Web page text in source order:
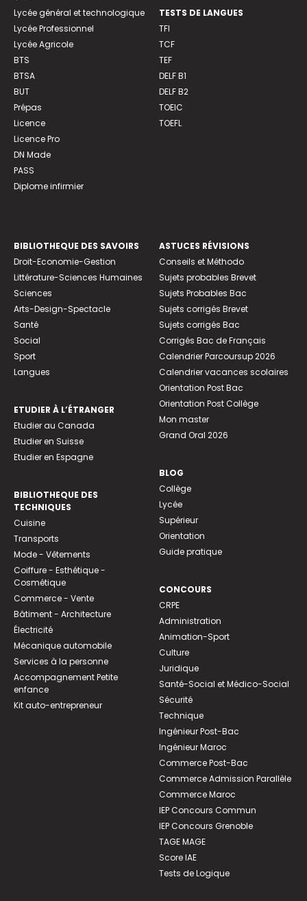
Lycée général et technologique
Lycée Professionnel
Lycée Agricole
BTS
BTSA
BUT
Prépas
Licence
Licence Pro
DN Made
PASS
Diplome infirmier
TESTS DE LANGUES
TFI
TCF
TEF
DELF B1
DELF B2
TOEIC
TOEFL
BIBLIOTHEQUE DES SAVOIRS
Droit-Economie-Gestion
Littérature-Sciences Humaines
Sciences
Arts-Design-Spectacle
Santé
Social
Sport
Langues
ETUDIER À L’ÉTRANGER
Etudier au Canada
Etudier en Suisse
Etudier en Espagne
BIBLIOTHEQUE DES
TECHNIQUES
Cuisine
Transports
Mode - Vêtements
Coiffure - Esthétique -
Cosmétique
Commerce - Vente
Bâtiment - Architecture
Électricité
Mécanique automobile
Services à la personne
Accompagnement Petite
enfance
Kit auto-entrepreneur
ASTUCES RÉVISIONS
Conseils et Méthodo
Sujets probables Brevet
Sujets Probables Bac
Sujets corrigés Brevet
Sujets corrigés Bac
Corrigés Bac de Français
Calendrier Parcoursup 2026
Calendrier vacances scolaires
Orientation Post Bac
Orientation Post Collège
Mon master
Grand Oral 2026
BLOG
Collège
Lycée
Supérieur
Orientation
Guide pratique
CONCOURS
CRPE
Administration
Animation-Sport
Culture
Juridique
Santé-Social et Médico-Social
Sécurité
Technique
Ingénieur Post-Bac
Ingénieur Maroc
Commerce Post-Bac
Commerce Admission Parallèle
Commerce Maroc
IEP Concours Commun
IEP Concours Grenoble
TAGE MAGE
Score IAE
Tests de Logique